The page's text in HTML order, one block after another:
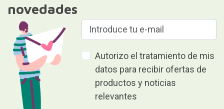
novedades
Autorizo el tratamiento de mis
datos para recibir ofertas de
productos y noticias
relevantes